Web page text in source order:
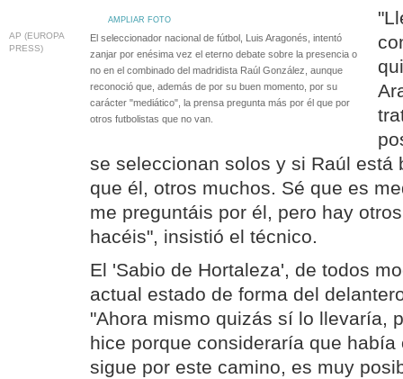
AMPLIAR FOTO
AP (EUROPA
PRESS)
El seleccionador nacional de fútbol, Luis Aragonés, intentó
zanjar por enésima vez el eterno debate sobre la presencia o
no en el combinado del madridista Raúl González, aunque
reconoció que, además de por su buen momento, por su
carácter "mediático", la prensa pregunta más por él que por
otros futbolistas que no van.
se seleccionan solos y si Raúl está
que él, otros muchos. Sé que es
me preguntáis por él, pero hay
hacéis", insistió el técnico.
El 'Sabio de Hortaleza', de todos
actual estado de forma del
"Ahora mismo quizás sí lo llevaría,
hice porque consideraría que había
sigue por este camino, es muy